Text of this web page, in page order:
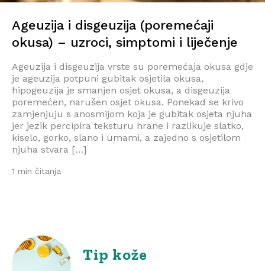
Ageuzija i disgeuzija (poremećaji
okusa) – uzroci, simptomi i liječenje
Ageuzija i disgeuzija vrste su poremećaja okusa gdje
je ageuzija potpuni gubitak osjetila okusa,
hipogeuzija je smanjen osjet okusa, a disgeuzija
poremećen, narušen osjet okusa. Ponekad se krivo
zamjenjuju s anosmijom koja je gubitak osjeta njuha
jer jezik percipira teksturu hrane i razlikuje slatko,
kiselo, gorko, slano i umami, a zajedno s osjetilom
njuha stvara […]
1 min čitanja
Tip kože